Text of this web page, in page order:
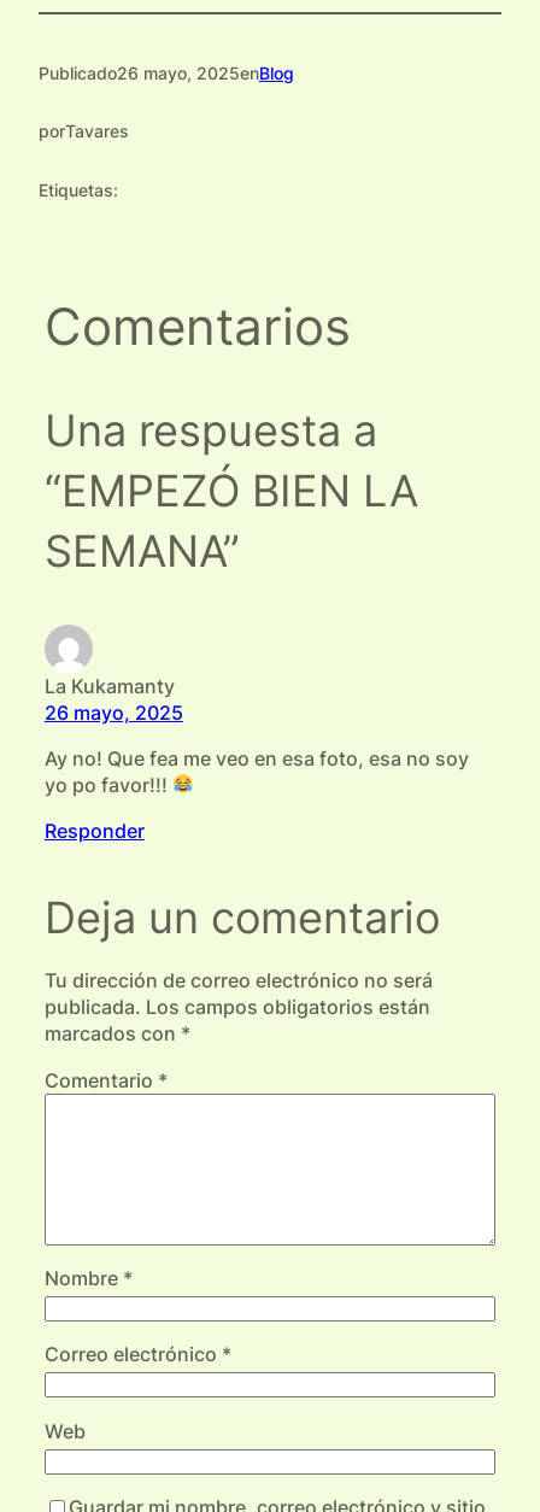
Publicado26 mayo, 2025enBlog
porTavares
Etiquetas:
Comentarios
Una respuesta a
“EMPEZÓ BIEN LA
SEMANA”
La Kukamanty
26 mayo, 2025
Ay no! Que fea me veo en esa foto, esa no soy
yo po favor!!!
Responder
Deja un comentario
Tu dirección de correo electrónico no será
publicada. Los campos obligatorios están
marcados con *
Comentario *
Nombre *
Correo electrónico *
Web
Guardar mi nombre, correo electrónico y sitio